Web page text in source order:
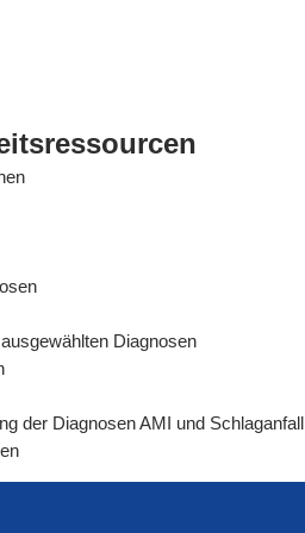
Diagnosen
der Diagnosen AMI und Schlaganfall